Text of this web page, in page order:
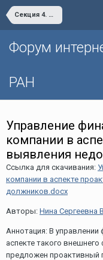
Секция 4. Цифровая экономика: современные вызовы и возможности развития
Форум
РАН
Управление
компании в
выявления
Ссылка для скачивания:
компании в аспекте
должников.docx
Авторы: Нина Сергеевна
Аннотация: В
аспекте такого
предложен проактивный